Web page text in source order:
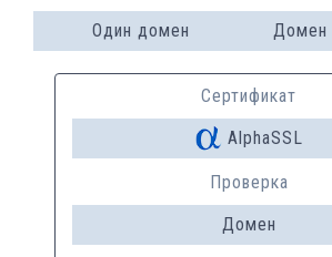
Один домен
Домен
Сертификат
AlphaSSL
Проверка
Домен